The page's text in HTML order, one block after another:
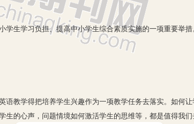
学习负担、提高中小学生综合素质实施的一项重要举措
教学得把培养学生兴趣作为一项教学任务去落实。如何
生的心声，问题情境如何激活学生的思维等，都是值得我